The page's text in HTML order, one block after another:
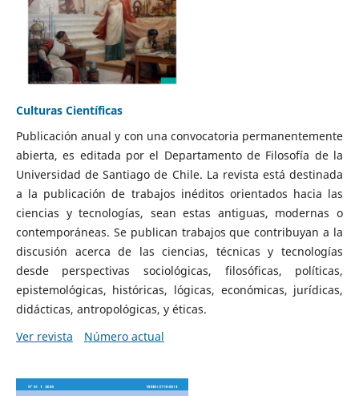
Culturas Científicas
Publicación anual y con una convocatoria permanentemente
abierta, es editada por el Departamento de Filosofía de la
Universidad de Santiago de Chile. La revista está destinada
a la publicación de trabajos inéditos orientados hacia las
ciencias y tecnologías, sean estas antiguas, modernas o
contemporáneas. Se publican trabajos que contribuyan a la
discusión acerca de las ciencias, técnicas y tecnologías
desde perspectivas sociológicas, filosóficas, políticas,
epistemológicas, históricas, lógicas, económicas, jurídicas,
didácticas, antropológicas, y éticas.
Ver revista
Número actual